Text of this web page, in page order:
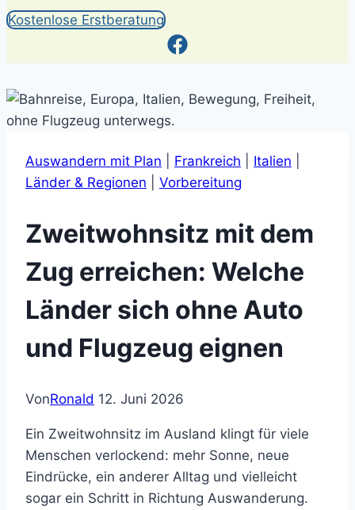
Kostenlose Erstberatung
Auswandern mit Plan Frankreich Italien
Länder & Regionen
Vorbereitung
Zweitwohnsitz mit dem
Zug erreichen: Welche
Länder sich ohne Auto
und Flugzeug eignen
VonRonald 12. Juni 2026
Ein Zweitwohnsitz im Ausland klingt für viele
Menschen verlockend: mehr Sonne, neue
Eindrücke, ein anderer Alltag und vielleicht
sogar ein Schritt in Richtung Auswanderung.